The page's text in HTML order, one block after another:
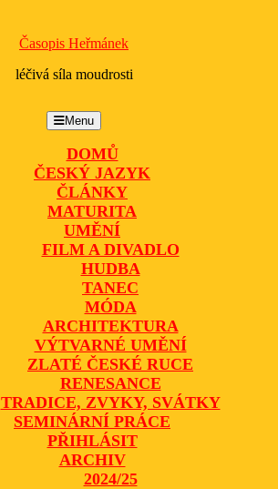
Časopis Heřmánek
léčivá síla moudrosti
MenuMenu
DOMŮ
ČESKÝ JAZYK
ČLÁNKY
MATURITA
UMĚNÍ
FILM A DIVADLO
HUDBA
TANEC
MÓDA
ARCHITEKTURA
VÝTVARNÉ UMĚNÍ
ZLATÉ ČESKÉ RUCE
RENESANCE
TRADICE, ZVYKY, SVÁTKY
SEMINÁRNÍ PRÁCE
PŘIHLÁSIT
ARCHIV
2024/25